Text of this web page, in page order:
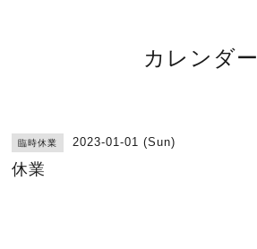
カレンダー
臨時休業 2023-01-01 (Sun)
休業